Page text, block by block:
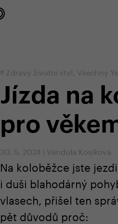
# Zdravý životní styl, Všechny
Jízda na
pro
30. 5. 2024 Vendula Kosíková
Na koloběžce jste
i duši blahodárný
vlasech, přišel ten
pět důvodů proč: